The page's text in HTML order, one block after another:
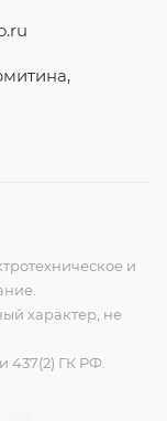
и
характер, не
437(2) ГК РФ.